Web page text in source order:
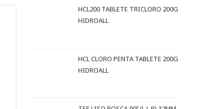
HCL200 TABLETE TRICLORO 200G
HIDROALL
HCL CLORO PENTA TABLETE 200G
HIDROALL